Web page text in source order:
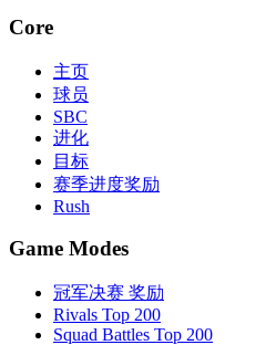
Core
主页
球员
SBC
进化
目标
赛季进度奖励
Rush
Game Modes
冠军决赛 奖励
Rivals Top 200
Squad Battles Top 200